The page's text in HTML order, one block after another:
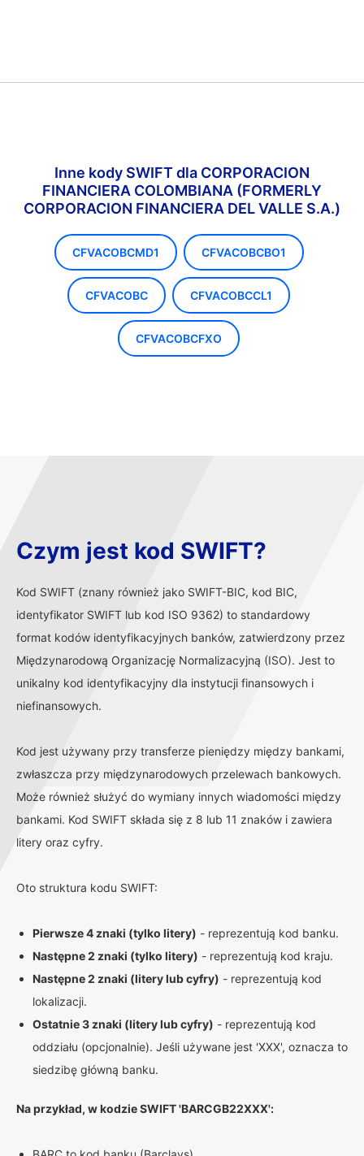
Inne kody SWIFT dla CORPORACION
FINANCIERA COLOMBIANA (FORMERLY
CORPORACION FINANCIERA DEL VALLE S.A.)
CFVACOBCMD1 CFVACOBCBO1
CFVACOBC CFVACOBCCL1
CFVACOBCFXO
Czym jest kod SWIFT?
Kod SWIFT (znany również jako SWIFT-BIC, kod BIC,
identyfikator SWIFT lub kod ISO 9362) to standardowy
format kodów identyfikacyjnych banków, zatwierdzony przez
Międzynarodową Organizację Normalizacyjną (ISO). Jest to
unikalny kod identyfikacyjny dla instytucji finansowych i
niefinansowych.
Kod jest używany przy transferze pieniędzy między bankami,
zwłaszcza przy międzynarodowych przelewach bankowych.
Może również służyć do wymiany innych wiadomości między
bankami. Kod SWIFT składa się z 8 lub 11 znaków i zawiera
litery oraz cyfry.
Oto struktura kodu SWIFT:
Pierwsze 4 znaki (tylko litery) - reprezentują kod banku.
Następne 2 znaki (tylko litery) - reprezentują kod kraju.
Następne 2 znaki (litery lub cyfry) - reprezentują kod
lokalizacji.
Ostatnie 3 znaki (litery lub cyfry) - reprezentują kod
oddziału (opcjonalnie). Jeśli używane jest 'XXX', oznacza to
siedzibę główną banku.
Na przykład, w kodzie SWIFT 'BARCGB22XXX':